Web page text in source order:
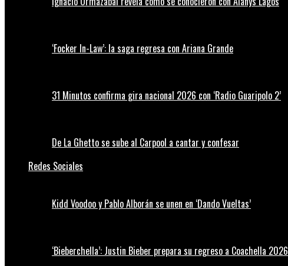
‘Focker In-Law’: la saga regresa con Ariana Grande
31 Minutos confirma gira nacional 2026 con ‘Radio Guaripolo 2’
De La Ghetto se sube al Carpool a cantar y confesar
Redes Sociales
Kidd Voodoo y Pablo Alborán se unen en ‘Dando Vueltas’
‘Bieberchella’: Justin Bieber prepara su regreso a Coachella 2026